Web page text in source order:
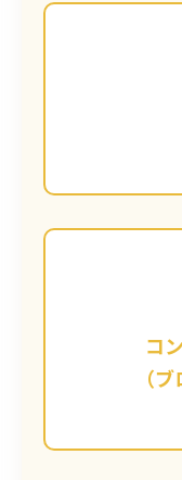
サイトが検
よう、内部
トルや見出
マートフォ
コ
（
戦略に基づ
であろう「
専門的なノ
画・制作代
く、検索上
う信頼獲得